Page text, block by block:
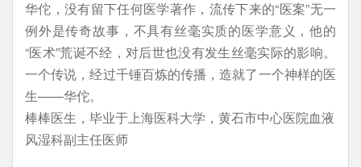
华佗，没有留下任何医学著作，流传下来的“医案”无一
例外是传奇故事，不具有丝毫实质的医学意义，他的
“医术”荒诞不经，对后世也没有发生丝毫实际的影响。
一个传说，经过千锤百炼的传播，造就了一个神样的医
生——华佗。
棒棒医生，毕业于上海医科大学，黄石市中心医院血液
风湿科副主任医师